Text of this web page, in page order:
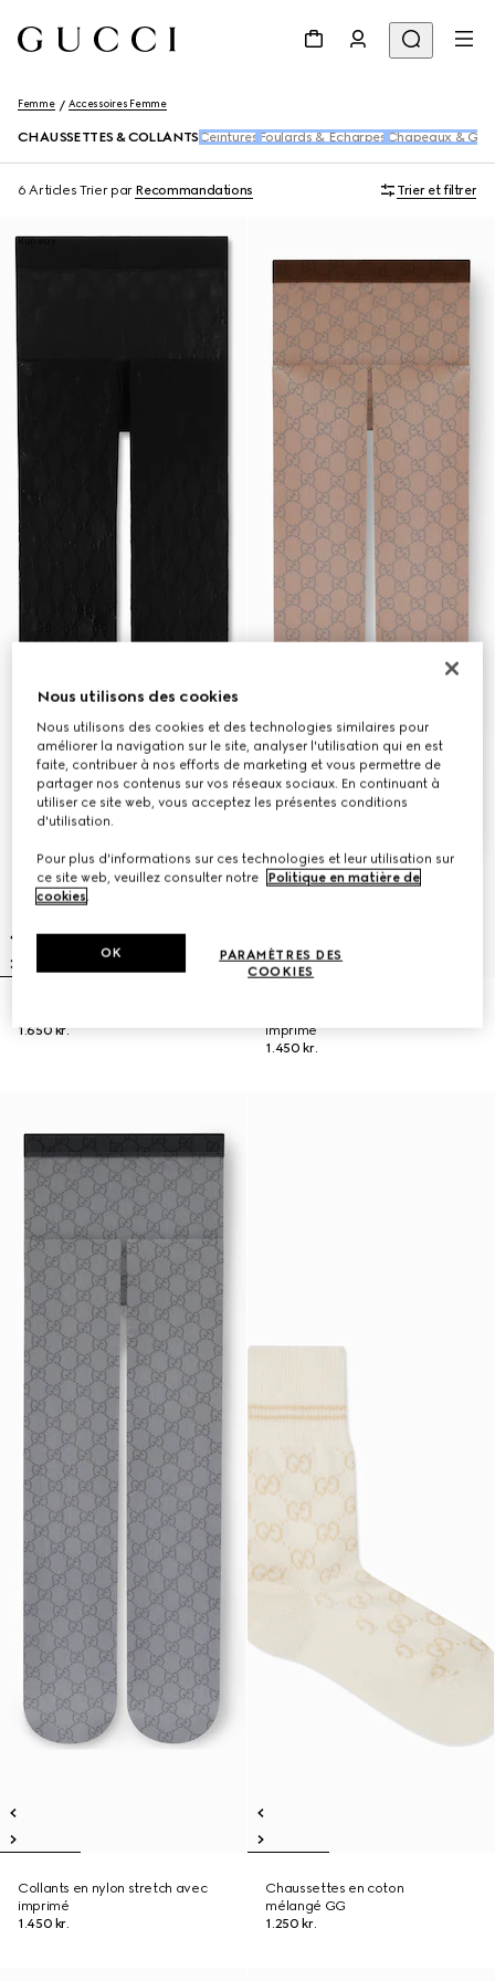
Femme Accessoires Femme
CHAUSSETTES & COLLANTS Ceintures Foulards & Écharpes Chapeaux &
6 Articles Trier par Recommandations Trier et filtrer
Runway
1.650 kr.
imprimé
1.450 kr.
Collants en nylon stretch avec
imprimé
1.450 kr.
Chaussettes en coton
mélangé GG
1.250 kr.
Nous utilisons des cookies
Nous utilisons des cookies et des technologies similaires pour
améliorer la navigation sur le site, analyser l'utilisation qui en est
faite, contribuer à nos efforts de marketing et vous permettre de
partager nos contenus sur vos réseaux sociaux. En continuant à
utiliser ce site web, vous acceptez les présentes conditions
d'utilisation.
Pour plus d'informations sur ces technologies et leur utilisation sur
ce site web, veuillez consulter notre
Politique en matière de
cookies.
PARAMÈTRES DES
COOKIES
OK